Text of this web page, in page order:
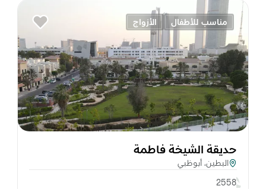
مناسب للأطفال الأزواج
حديقة الشيخة فاطمة
البطين، أبوظبي
2558